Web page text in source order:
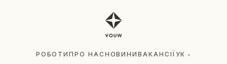
РОБОТИПРО НАС НОВИНИВАКАНСІЇ УК ▾